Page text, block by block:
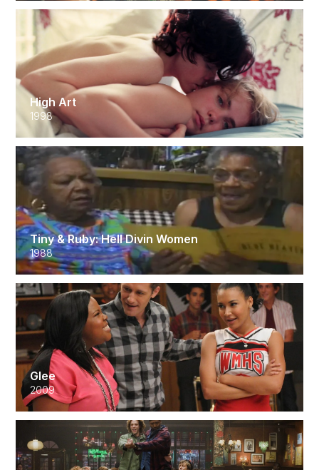
High Art
1998
Tiny & Ruby: Hell Divin Women
1988
Glee
2009